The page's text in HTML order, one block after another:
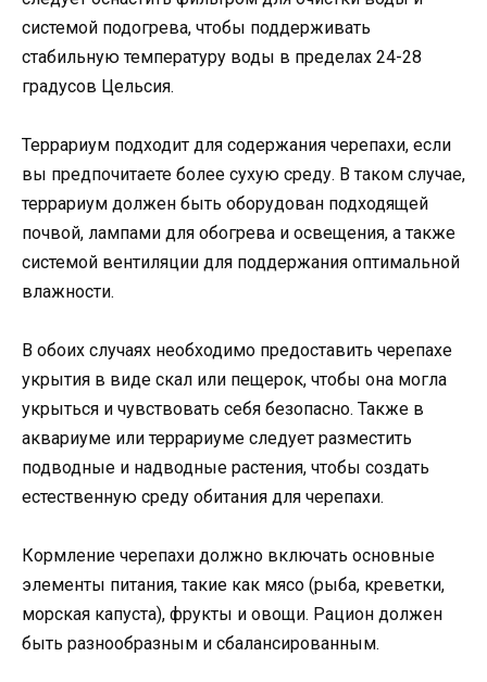
системой подогрева, чтобы поддерживать
стабильную температуру воды в пределах 24-28
градусов Цельсия.
Террариум подходит для содержания черепахи, если
вы предпочитаете более сухую среду. В таком случае,
террариум должен быть оборудован подходящей
почвой, лампами для обогрева и освещения, а также
системой вентиляции для поддержания оптимальной
влажности.
В обоих случаях необходимо предоставить черепахе
укрытия в виде скал или пещерок, чтобы она могла
укрыться и чувствовать себя безопасно. Также в
аквариуме или террариуме следует разместить
подводные и надводные растения, чтобы создать
естественную среду обитания для черепахи.
Кормление черепахи должно включать основные
элементы питания, такие как мясо (рыба, креветки,
морская капуста), фрукты и овощи. Рацион должен
быть разнообразным и сбалансированным.